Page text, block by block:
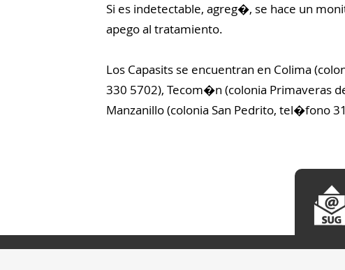
Si es indetectable, agreg�, se hace un
apego al tratamiento.
Los Capasits se encuentran en Colima
330 5702), Tecom�n (colonia Primaveras
Manzanillo (colonia San Pedrito, tel�fono